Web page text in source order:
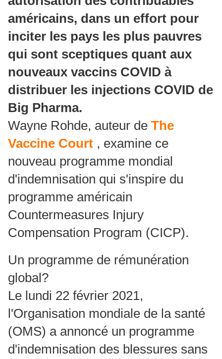
américains, dans un effort pour
inciter les pays les plus pauvres
qui sont sceptiques quant aux
nouveaux vaccins COVID à
distribuer les injections COVID de
Big Pharma.
Wayne Rohde, auteur de The
Vaccine Court , examine ce
nouveau programme mondial
d'indemnisation qui s'inspire du
programme américain
Countermeasures Injury
Compensation Program (CICP).
Un programme de rémunération
global?
Le lundi 22 février 2021,
l'Organisation mondiale de la santé
(OMS) a annoncé un programme
d'indemnisation des blessures sans